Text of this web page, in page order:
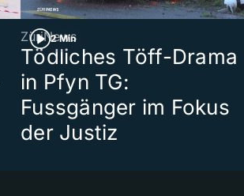
2 Min
ZüriNews
Tödliches Töff-Drama
in Pfyn TG:
Fussgänger im Fokus
der Justiz